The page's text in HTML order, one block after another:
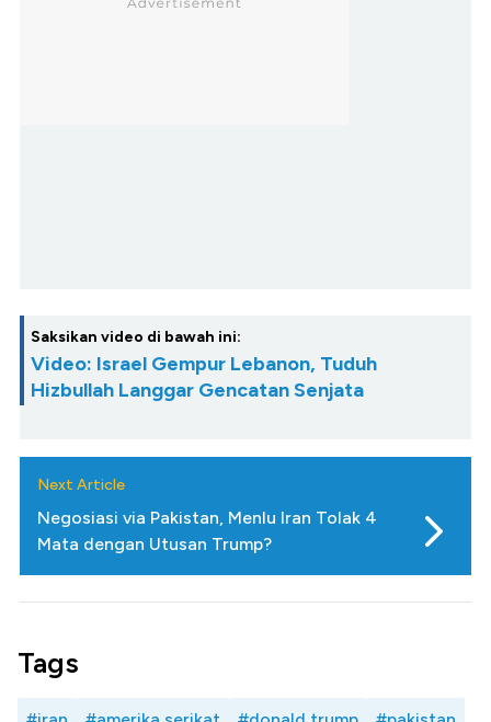
Saksikan video di bawah ini:
Video: Israel Gempur Lebanon, Tuduh
Hizbullah Langgar Gencatan Senjata
Next Article
Negosiasi via Pakistan, Menlu Iran Tolak 4
Mata dengan Utusan Trump?
Tags